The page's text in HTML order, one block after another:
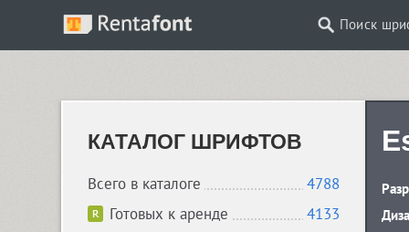
Поиск
КАТАЛОГ ШРИФТОВ
Всего в каталоге
4788
Готовых к аренде
4133